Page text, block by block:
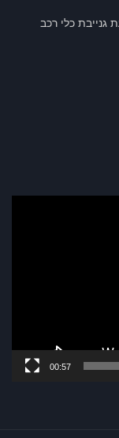
גנייבת כלי רכב
00:57